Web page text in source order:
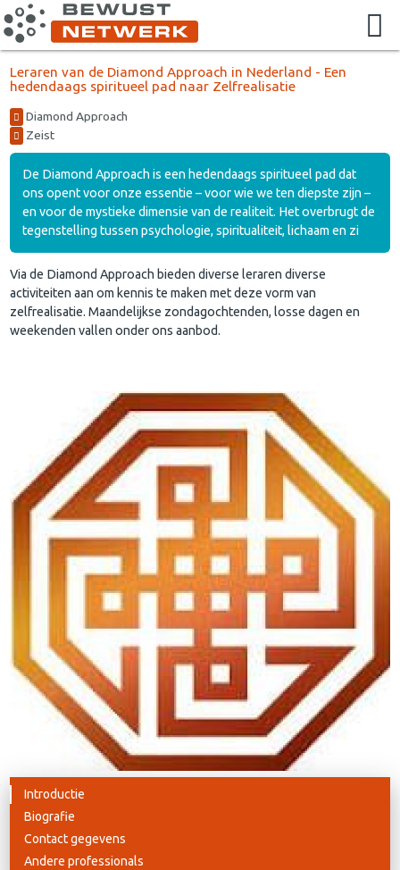
Leraren van de Diamond Approach in Nederland - Een
hedendaags spiritueel pad naar Zelfrealisatie
Diamond Approach
Zeist
De Diamond Approach is een hedendaags spiritueel pad dat
ons opent voor onze essentie – voor wie we ten diepste zijn –
en voor de mystieke dimensie van de realiteit. Het overbrugt de
tegenstelling tussen psychologie, spiritualiteit, lichaam en zi
Via de Diamond Approach bieden diverse leraren diverse
activiteiten aan om kennis te maken met deze vorm van
zelfrealisatie. Maandelijkse zondagochtenden, losse dagen en
weekenden vallen onder ons aanbod.
Introductie
Biografie
Contact gegevens
Andere professionals